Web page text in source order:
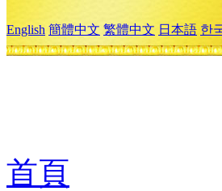
English 簡體中文 繁體中文 日本語 한
首頁